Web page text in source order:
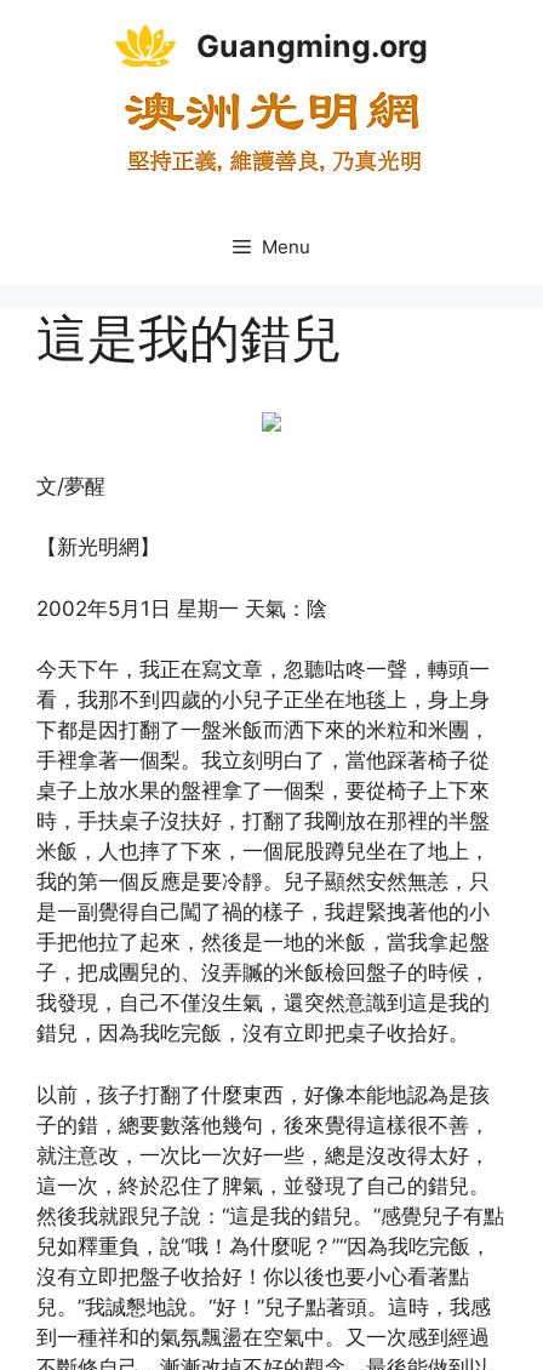
Guangming.org
Menu
這是我的錯兒
文/夢醒
【新光明網】
2002年5月1日 星期一 天氣：陰
今天下午，我正在寫文章，忽聽咕咚一聲，轉頭一
看，我那不到四歲的小兒子正坐在地毯上，身上身
下都是因打翻了一盤米飯而洒下來的米粒和米團，
手裡拿著一個梨。我立刻明白了，當他踩著椅子從
桌子上放水果的盤裡拿了一個梨，要從椅子上下來
時，手扶桌子沒扶好，打翻了我剛放在那裡的半盤
米飯，人也摔了下來，一個屁股蹲兒坐在了地上，
我的第一個反應是要冷靜。兒子顯然安然無恙，只
是一副覺得自己闖了禍的樣子，我趕緊拽著他的小
手把他拉了起來，然後是一地的米飯，當我拿起盤
子，把成團兒的、沒弄贓的米飯檢回盤子的時候，
我發現，自己不僅沒生氣，還突然意識到這是我的
錯兒，因為我吃完飯，沒有立即把桌子收拾好。
以前，孩子打翻了什麼東西，好像本能地認為是孩
子的錯，總要數落他幾句，後來覺得這樣很不善，
就注意改，一次比一次好一些，總是沒改得太好，
這一次，終於忍住了脾氣，並發現了自己的錯兒。
然後我就跟兒子說：“這是我的錯兒。”感覺兒子有點
兒如釋重負，說“哦！為什麼呢？”“因為我吃完飯，
沒有立即把盤子收拾好！你以後也要小心看著點
兒。”我誠懇地說。“好！”兒子點著頭。這時，我感
到一種祥和的氣氛飄盪在空氣中。又一次感到經過